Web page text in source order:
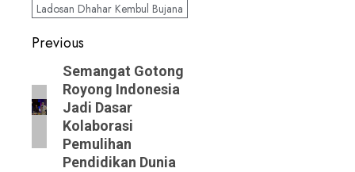
Ladosan Dhahar Kembul Bujana
Post
navigation
Previous
Previous
post:
Semangat Gotong
Royong Indonesia
Jadi Dasar
Kolaborasi
Pemulihan
Pendidikan Dunia